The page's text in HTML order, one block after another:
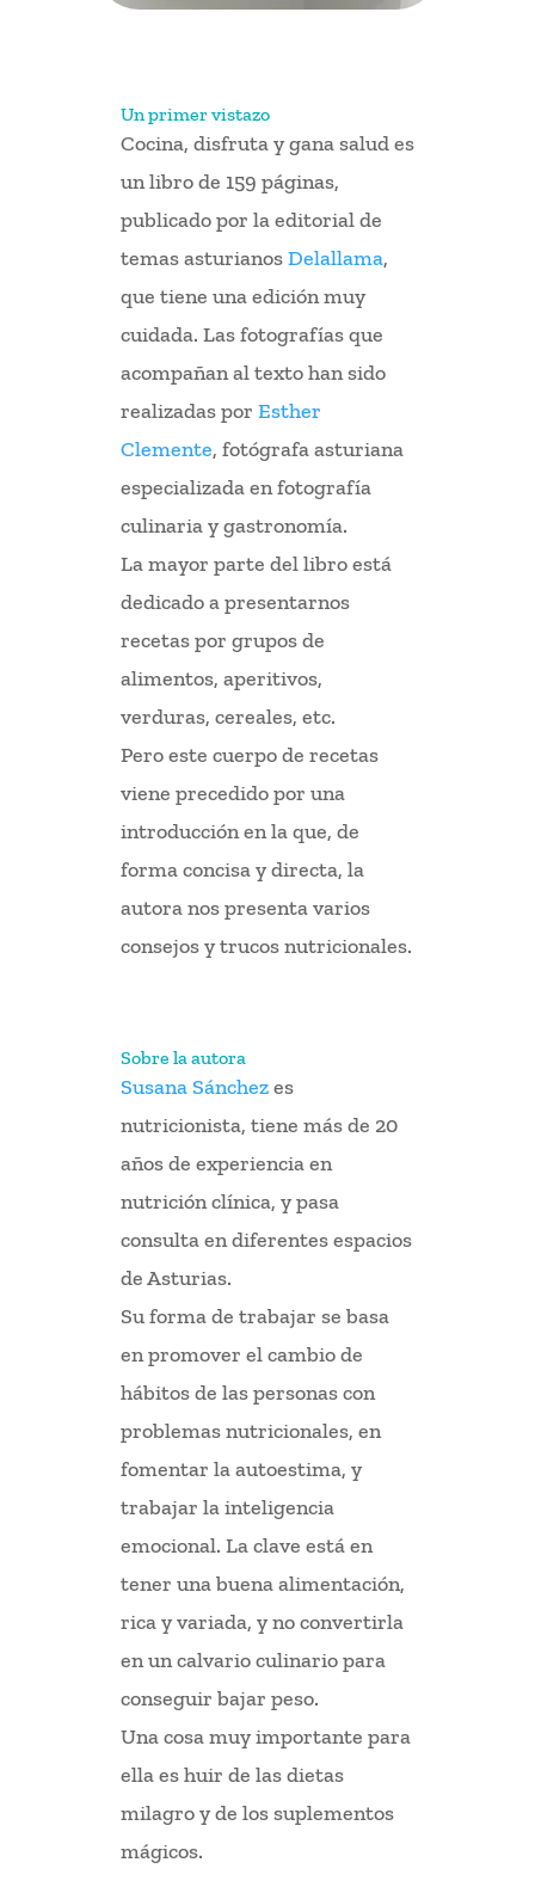
Un primer vistazo
Cocina, disfruta y gana salud es
un libro de 159 páginas,
publicado por la editorial de
temas asturianosDelallama,
que tiene una edición muy
cuidada. Las fotografías que
acompañan al texto han sido
realizadas por Esther
Clemente, fotógrafa asturiana
especializada en fotografía
culinaria y gastronomía.
La mayor parte del libro está
dedicado a presentarnos
recetas por grupos de
alimentos, aperitivos,
verduras, cereales, etc.
Pero este cuerpo de recetas
viene precedido por una
introducción en la que, de
forma concisa y directa, la
autora nos presenta varios
consejos y trucos nutricionales.
Sobre la autora
Susana Sánchezes
nutricionista, tiene más de 20
años de experiencia en
nutrición clínica, y pasa
consulta en diferentes espacios
de Asturias.
Su forma de trabajar se basa
en promover el cambio de
hábitos de las personas con
problemas nutricionales, en
fomentar la autoestima, y
trabajar la inteligencia
emocional. La clave está en
tener una buena alimentación,
rica y variada, y no convertirla
en un calvario culinario para
conseguir bajar peso.
Una cosa muy importante para
ella es huir de las dietas
milagro y de los suplementos
mágicos.